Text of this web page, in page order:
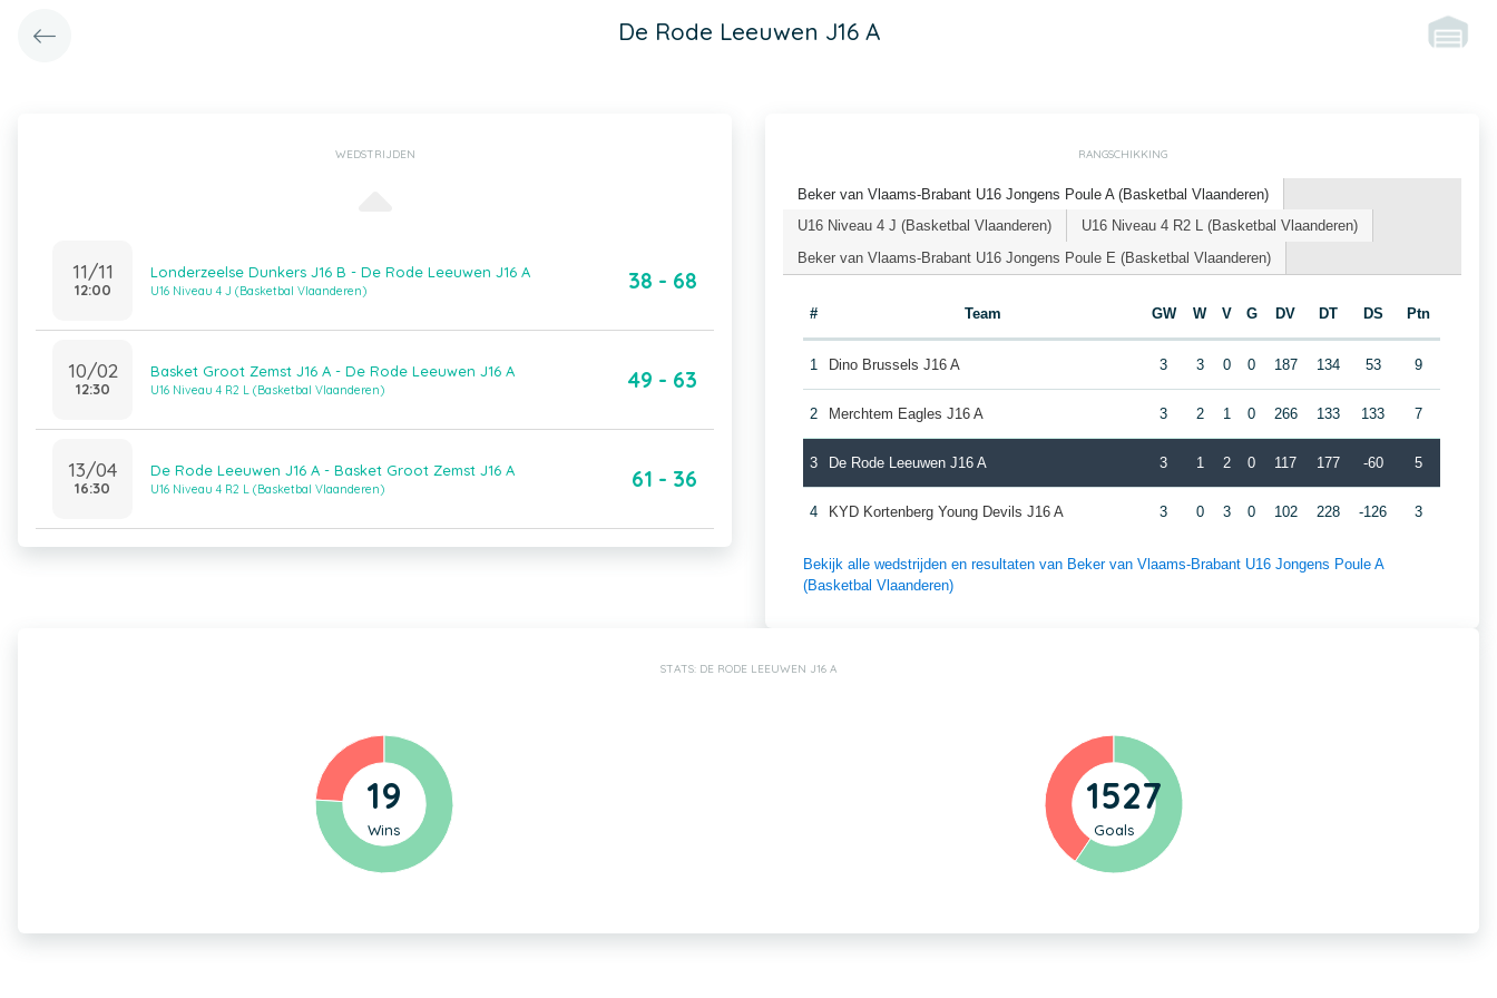
De Rode Leeuwen J16 A
WEDSTRIJDEN
11/11
12:00
Londerzeelse Dunkers J16 B - De Rode Leeuwen J16 A
U16 Niveau 4 J (Basketbal Vlaanderen) 38 - 68
10/02
12:30
Basket Groot Zemst J16 A - De Rode Leeuwen J16 A
U16 Niveau 4 R2 L (Basketbal Vlaanderen) 49 - 63
13/04
16:30
De Rode Leeuwen J16 A - Basket Groot Zemst J16 A
U16 Niveau 4 R2 L (Basketbal Vlaanderen) 61 - 36
RANGSCHIKKING
Beker van Vlaams-Brabant U16 Jongens Poule A (Basketbal Vlaanderen)
U16 Niveau 4 J (Basketbal Vlaanderen)
U16 Niveau 4 R2 L (Basketbal Vlaanderen)
Beker van Vlaams-Brabant U16 Jongens Poule E (Basketbal Vlaanderen)
# Team GW W V G DV DT DS Ptn
1 Dino Brussels J16 A 3 3 0 0 187 134 53 9
2 Merchtem Eagles J16 A 3 2 1 0 266 133 133 7
3 De Rode Leeuwen J16 A 3 1 2 0 117 177 -60 5
4 KYD Kortenberg Young Devils J16 A 3 0 3 0 102 228 -126 3
Bekijk alle wedstrijden en resultaten van Beker van Vlaams-Brabant U16 Jongens Poule A
(Basketbal Vlaanderen)
STATS: DE RODE LEEUWEN J16 A
19
Wins
1527
Goals